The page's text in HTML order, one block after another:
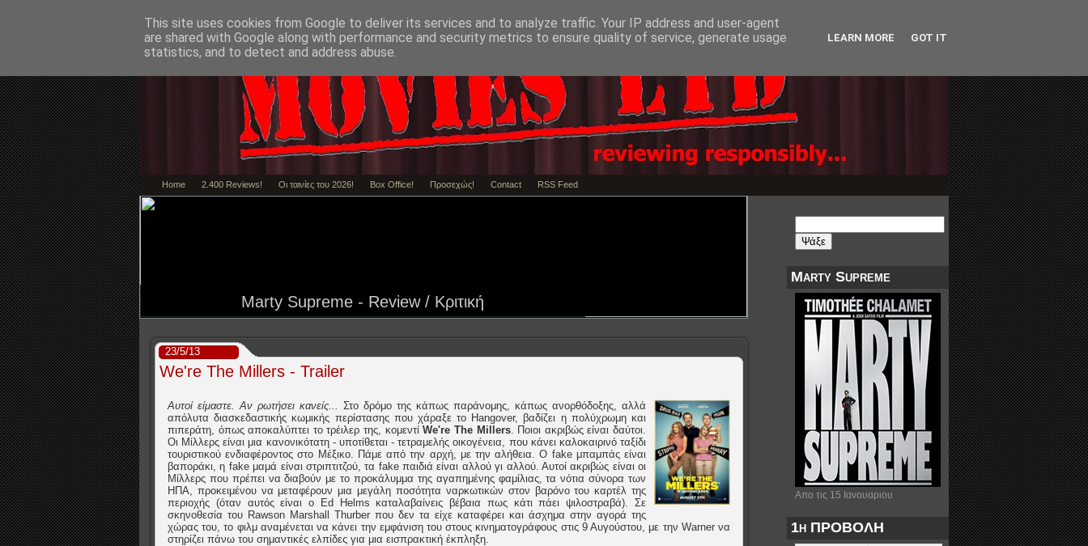
Home 2.400 Reviews! Οι ταινίες του 2026! Box Office! Προσεχώς! Contact RSS Feed
Marty Supreme - Review / Κριτική
23/5/13
We're The Millers - Trailer
Αυτοί είμαστε. Αν ρωτήσει κανείς... Στο δρόμο της κάπως παράνομης, κάπως ανορθόδοξης, αλλά
απόλυτα διασκεδαστικής κωμικής περίστασης που χάραξε το Hangover, βαδίζει η πολύχρωμη και
πιπεράτη, όπως αποκαλύπτει το τρέιλερ της, κομεντίWe're The Millers. Ποιοι ακριβώς είναι δαύτοι.
Οι Μίλλερς είναι μια κανονικότατη - υποτίθεται - τετραμελής οικογένεια, που κάνει καλοκαιρινό ταξίδι
τουριστικού ενδιαφέροντος στο Μέξικο. Πάμε από την αρχή, με την αλήθεια. Ο fake μπαμπάς είναι
βαποράκι, η fake μαμά είναι στριπτιτζού, τα fake παιδιά είναι αλλού γι αλλού. Αυτοί ακριβώς είναι οι
Μίλλερς που πρέπει να διαβούν με το προκάλυμμα της αγαπημένης φαμίλιας, τα νότια σύνορα των
ΗΠΑ, προκειμένου να μεταφέρουν μια μεγάλη ποσότητα ναρκωτικών στον βαρόνο του καρτέλ της
περιοχής (όταν αυτός είναι ο Ed Helms καταλαβαίνεις βέβαια πως κάτι πάει ψιλοστραβά). Σε
σκηνοθεσία του Rawson Marshall Thurber που δεν τα είχε καταφέρει και άσχημα στην αγορά της
χώρας του, το φιλμ αναμένεται να κάνει την εμφάνιση του στους κινηματογράφους στις 9 Αυγούστου, με την Warner να
στηρίζει πάνω του σημαντικές ελπίδες για μια εισπρακτική έκπληξη.
Marty Supreme
Απο τις 15 Ιανουαριου
1η ΠΡΟΒΟΛΗ
This site uses cookies from Google to deliver its services and to analyze traffic. Your IP address and user-agent
are shared with Google along with performance and security metrics to ensure quality of service, generate usage
statistics, and to detect and address abuse.
LEARN MORE GOT IT